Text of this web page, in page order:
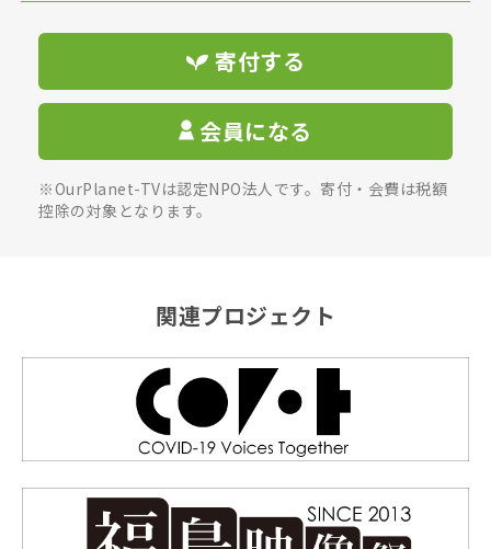
寄付する
会員になる
※OurPlanet-TVは認定NPO法人です。寄付・会費は税額
控除の対象となります。
関連プロジェクト